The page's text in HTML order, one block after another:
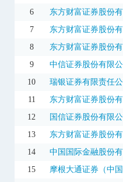
002898 赛隆退
3日 002910 庄园牧
3日 002951 金时科
002951 金时科
300017 网宿科
300029 天龙退
300164 通源石
300369 绿盟科
6 东方财富证券股份
7 东方财富证券股份
8
东方财富证券股份
9
中信证券股份有限
10
瑞银证券有限责任
11 东方财富证券股份
12
国信证券股份有限
13
东方财富证券股份
14
中国国际金融股份
15
摩根大通证券（中